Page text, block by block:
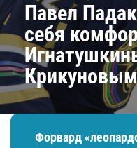
Павел
себя
Форвард